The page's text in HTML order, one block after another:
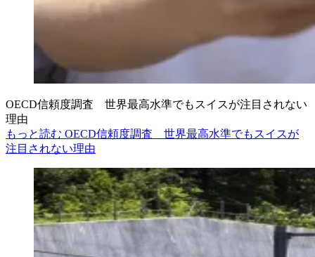
OECD信頼度調査 世界最高水準でもスイスが注目されない
理由
もっと読む OECD信頼度調査 世界最高水準でもスイスが
注目されない理由